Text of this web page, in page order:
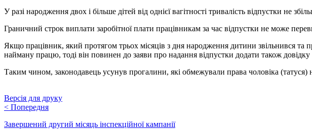
У разі народження двох і більше дітей від однієї вагітності тривалість відпустки не
Граничний строк виплати заробітної плати працівникам за час відпустки не може
Якщо працівник, який протягом трьох місяців з дня народження дитини звільнився та
найману працю, тоді він повинен до заяви про надання відпустки додати також
Таким чином, законодавець усунув прогалини, які обмежували права чоловіка
Версія для друку
< Попередня
Завершений другий місяць інспекційної кампанії